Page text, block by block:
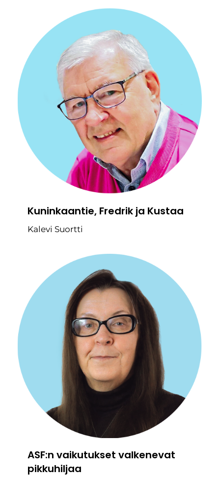
Kuninkaantie, Fredrik ja Kustaa
Kalevi Suortti
ASF:n vaikutukset valkenevat
pikkuhiljaa